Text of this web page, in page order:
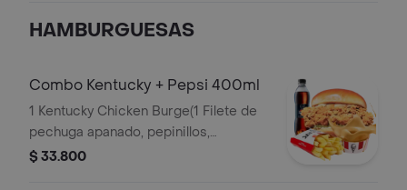
HAMBURGUESAS
Combo Kentucky + Pepsi 400ml
1 Kentucky Chicken Burge(1 Filete de
pechuga apanado, pepinillos,
mayonesa premium y mantequilla) + 1
$ 33.800